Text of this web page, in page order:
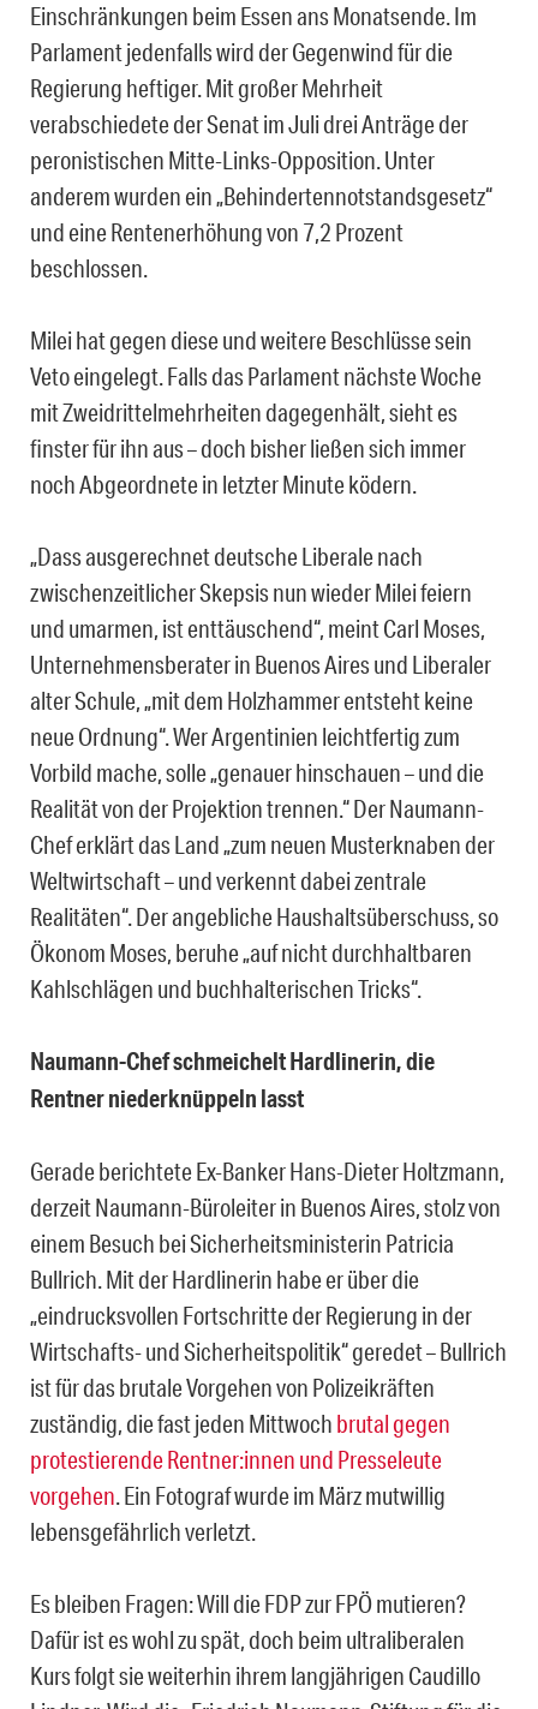
Einschränkungen beim Essen ans Monatsende. Im
Parlament jedenfalls wird der Gegenwind für die
Regierung heftiger. Mit großer Mehrheit
verabschiedete der Senat im Juli drei Anträge der
peronistischen Mitte-Links-Opposition. Unter
anderem wurden ein „Behindertennotstandsgesetz“
und eine Rentenerhöhung von 7,2 Prozent
beschlossen.
Milei hat gegen diese und weitere Beschlüsse sein
Veto eingelegt. Falls das Parlament nächste Woche
mit Zweidrittelmehrheiten dagegenhält, sieht es
finster für ihn aus – doch bisher ließen sich immer
noch Abgeordnete in letzter Minute ködern.
„Dass ausgerechnet deutsche Liberale nach
zwischenzeitlicher Skepsis nun wieder Milei feiern
und umarmen, ist enttäuschend“, meint Carl Moses,
Unternehmensberater in Buenos Aires und Liberaler
alter Schule, „mit dem Holzhammer entsteht keine
neue Ordnung“. Wer Argentinien leichtfertig zum
Vorbild mache, solle „genauer hinschauen – und die
Realität von der Projektion trennen.“ Der Naumann-
Chef erklärt das Land „zum neuen Musterknaben der
Weltwirtschaft – und verkennt dabei zentrale
Realitäten“. Der angebliche Haushaltsüberschuss, so
Ökonom Moses, beruhe „auf nicht durchhaltbaren
Kahlschlägen und buchhalterischen Tricks“.
Naumann-Chef schmeichelt Hardlinerin, die
Rentner niederknüppeln lasst
Gerade berichtete Ex-Banker Hans-Dieter Holtzmann,
derzeit Naumann-Büroleiter in Buenos Aires, stolz von
einem Besuch bei Sicherheitsministerin Patricia
Bullrich. Mit der Hardlinerin habe er über die
„eindrucksvollen Fortschritte der Regierung in der
Wirtschafts- und Sicherheitspolitik“ geredet – Bullrich
ist für das brutale Vorgehen von Polizeikräften
zuständig, die fast jeden Mittwoch brutal gegen
protestierende Rentner:innen und Presseleute
vorgehen. Ein Fotograf wurde im März mutwillig
lebensgefährlich verletzt.
Es bleiben Fragen: Will die FDP zur FPÖ mutieren?
Dafür ist es wohl zu spät, doch beim ultraliberalen
Kurs folgt sie weiterhin ihrem langjährigen Caudillo